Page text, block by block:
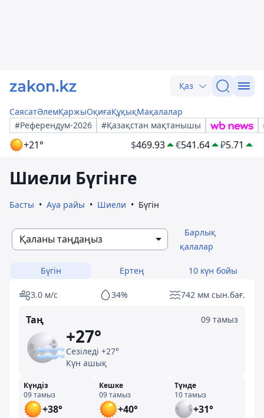
Қаз
СаясатӘлемҚаржыОқиғаҚұқықМақалалар
#Референдум-2026
#Қазақстан мақтанышы
+21° $469.93 €541.64 ₽5.71
Шиели Бүгінге
Басты Ауа райы Шиели Бүгін
Қаланы таңдаңыз
Барлық
қалалар
Бүгін Ертең 10 күн бойы
3.0 м/с 34% 742 мм сын.бағ.
Таң 09 тамыз
+27°
Сезіледі +27°
Күн ашық
Күндіз
09 тамыз
+38°
Кешке
09 тамыз
+40°
Түнде
10 тамыз
+31°